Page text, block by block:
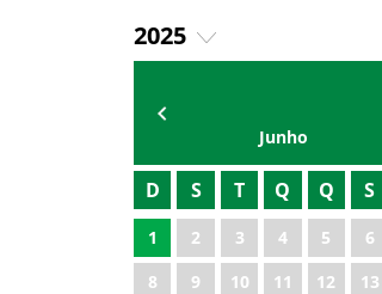
2025
Junho
D S T Q Q S
1 2 3 4 5 6
8
9 10 11 12 13